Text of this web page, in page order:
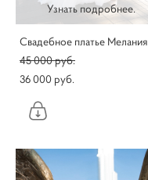
Узнать подробнее.
Свадебное платье Мелания
45 000 pуб.
36 000 pуб.